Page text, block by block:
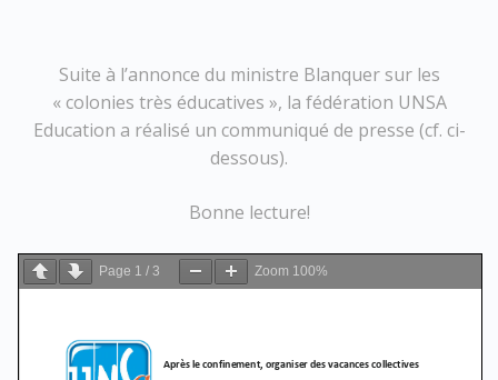
Suite à l’annonce du ministre Blanquer sur les
« colonies très éducatives », la fédération UNSA
Education a réalisé un communiqué de presse (cf. ci-
dessous).
Bonne lecture!
Page 1 / 3 Zoom 100%